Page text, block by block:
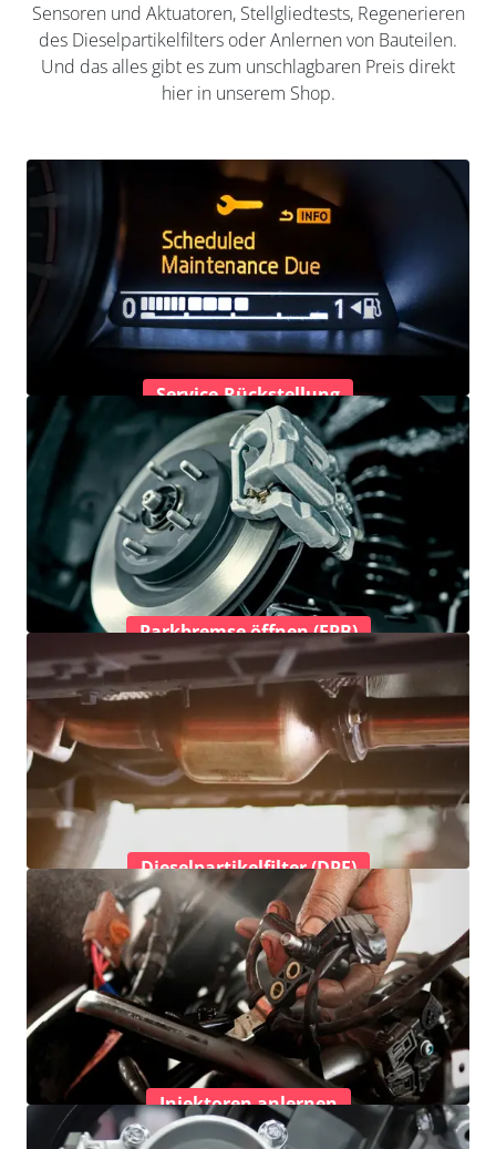
Sensoren und Aktuatoren, Stellgliedtests, Regenerieren
des Dieselpartikelfilters oder Anlernen von Bauteilen.
Und das alles gibt es zum unschlagbaren Preis direkt
hier in unserem Shop.
Service-Rückstellung
Parkbremse öffnen (EPB)
Dieselpartikelfilter (DPF)
Injektoren anlernen